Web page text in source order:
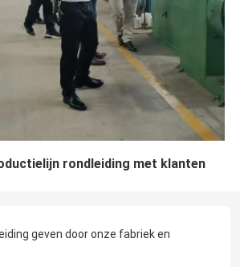
rondleiding met klanten
geven door onze fabriek en